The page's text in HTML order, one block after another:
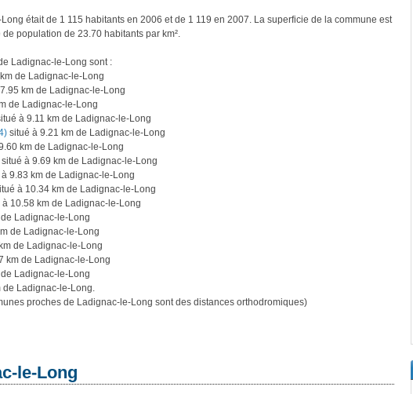
était de 1 115 habitants en 2006 et de 1 119 en 2007. La superficie de la commune est
population de 23.70 habitants par km².
Ladignac-le-Long sont :
de Ladignac-le-Long
km de Ladignac-le-Long
de Ladignac-le-Long
à 9.11 km de Ladignac-le-Long
situé à 9.21 km de Ladignac-le-Long
km de Ladignac-le-Long
situé à 9.69 km de Ladignac-le-Long
9.83 km de Ladignac-le-Long
à 10.34 km de Ladignac-le-Long
à 10.58 km de Ladignac-le-Long
Ladignac-le-Long
de Ladignac-le-Long
de Ladignac-le-Long
km de Ladignac-le-Long
Ladignac-le-Long
de Ladignac-le-Long.
proches de Ladignac-le-Long sont des distances orthodromiques)
le-Long